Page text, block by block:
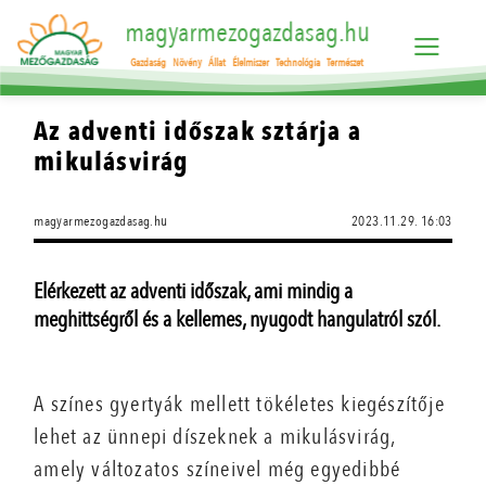
magyarmezogazdasag.hu
Gazdaság Növény Állat Élelmiszer Technológia Természet
Az adventi időszak sztárja a
mikulásvirág
magyarmezogazdasag.hu 2023.11.29. 16:03
Elérkezett az adventi időszak, ami mindig a
meghittségről és a kellemes, nyugodt hangulatról szól.
A színes gyertyák mellett tökéletes kiegészítője
lehet az ünnepi díszeknek a mikulásvirág,
amely változatos színeivel még egyedibbé